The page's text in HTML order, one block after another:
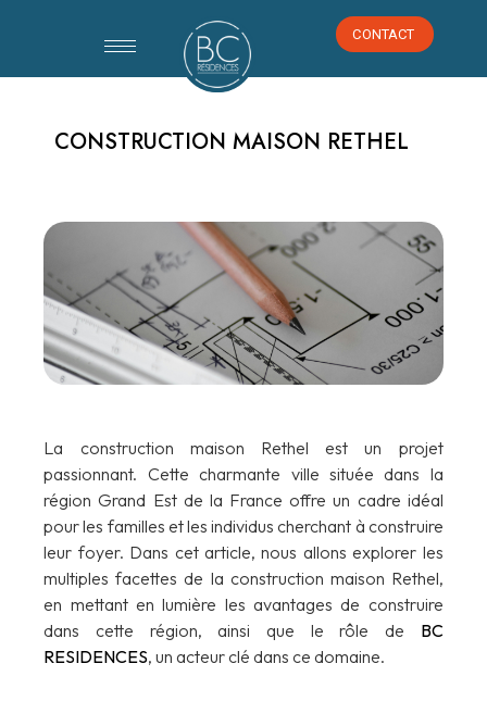
CONTACT
CONTACT
CONSTRUCTION MAISON RETHEL
La construction maison Rethel est un projet
passionnant. Cette charmante ville située dans la
région Grand Est de la France offre un cadre idéal
pour les familles et les individus cherchant à construire
leur foyer. Dans cet article, nous allons explorer les
multiples facettes de la construction maison Rethel,
en mettant en lumière les avantages de construire
dans cette région, ainsi que le rôle de BC
RESIDENCES, un acteur clé dans ce domaine.